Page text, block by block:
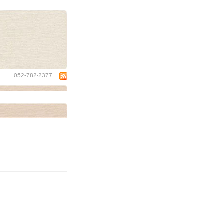
052-782-2377